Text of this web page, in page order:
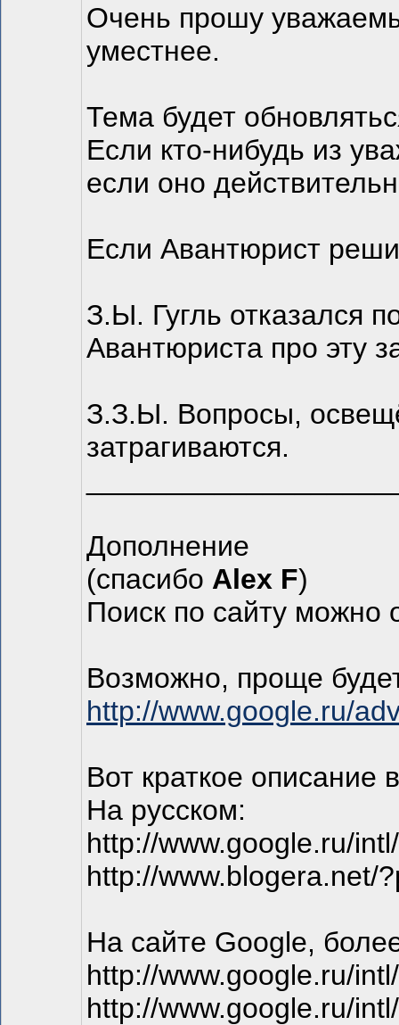
Очень прошу
уместнее.
Тема будет
Если кто-нибудь из
если оно
Если Авантюрист
З.Ы. Гугль отказался
Авантюриста про эту
З.З.Ы. Вопросы,
затрагиваются.
Дополнение
(спасибо Alex F)
Поиск по сайту можно
Возможно, проще
http://www.google.ru/
Вот краткое описание
На русском:
http://www.google.ru/
http://www.blogera.net/
На сайте Google,
http://www.google.ru/
http://www.google.ru/